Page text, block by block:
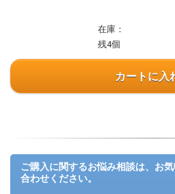
在庫：
残4個
カートに入
ご購入に関するお悩み相談は、お
合わせください。